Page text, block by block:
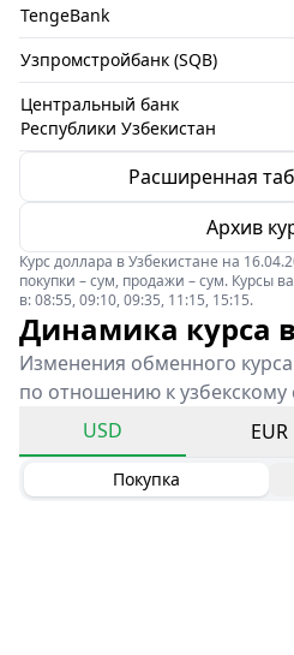
TengeBank
Узпромстройбанк (SQB)
Центральный банк
Республики Узбекистан
Расширенная
Архив
Курс доллара в Узбекистане на
покупки – сум, продажи – сум. Курсы
в: 08:55, 09:10, 09:35, 11:15, 15:15.
Динамика курса
Изменения обменного
по отношению к узбекскому
USD
EUR
Покупка